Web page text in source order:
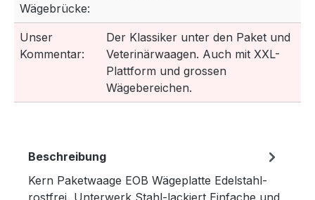
Wägebrücke:
Unser
Kommentar:
Der Klassiker unter den Paket und
Veterinärwaagen. Auch mit XXL-
Plattform und grossen
Wägebereichen.
Beschreibung
Kern Paketwaage EOB Wägeplatte Edelstahl-